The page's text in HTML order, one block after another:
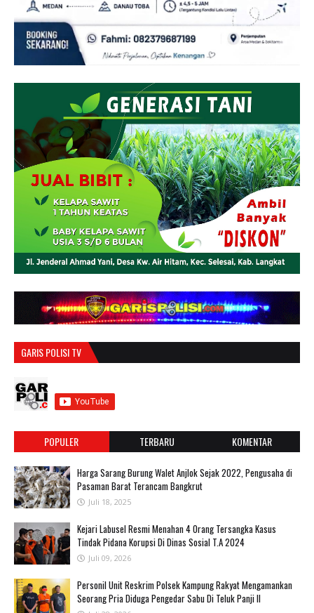
GARIS POLISI TV
POPULER TERBARU KOMENTAR
Harga Sarang Burung Walet Anjlok Sejak 2022, Pengusaha di
Pasaman Barat Terancam Bangkrut
Juli 18, 2025
‎Kejari Labusel Resmi Menahan 4 Orang Tersangka Kasus
Tindak Pidana Korupsi Di Dinas Sosial T.A 2024
Juli 09, 2026
Personil Unit Reskrim Polsek Kampung Rakyat Mengamankan
Seorang Pria Diduga Pengedar Sabu Di Teluk Panji II